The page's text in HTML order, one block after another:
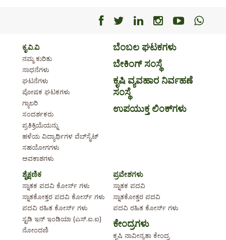
Facebook
Facebook
Facebook
Facebook
ಕೃ.ವಿ.ವಿ
ನಮ್ಮ ಕುರಿತು
ಸಾಧನೆಗಳು
ಘಟನೆಗಳು
ಪೋಷಕ ಘಟಕಗಳು
ಗ್ಯಾಲರಿ
ಸಂದರ್ಶಕರು
ಪ್ರತಿಕ್ರಿಯೆಯನ್ನು
ಹಳೆಯ ವಿದ್ಯಾರ್ಥಿಗಳ ವೆಬ್‌ಸೈಟ್
ಸಹಯೋಗಗಳು
ಅವಕಾಶಗಳು
ಬೆಂಬಲ ಘಟಕಗಳು
ಬೇಕಿಂಗ್ ಸಂಸ್ಥೆ
ಕೃಷಿ ವ್ಯವಹಾರ ನಿರ್ವಹಣೆ
ಸಂಸ್ಥೆ
ಉಪಯುಕ್ತ ಲಿಂಕ್‌ಗಳು
ಶೈಕ್ಷಣಿಕ
ಸ್ನಾತಕ ಪದವಿ ಕೋರ್ಸ್ ಗಳು
ಸ್ನಾತಕೋತ್ತರ ಪದವಿ ಕೋರ್ಸ್ ಗಳು
ಪದವಿ ರಹಿತ ಕೋರ್ಸ್ ಗಳು
ಸ್ಟಡಿ ಇನ್ ಇಂಡಿಯಾ (ಎಸ್.ಐ.ಐ)
ನೋಂದಣಿ
ಪ್ರವೇಶಗಳು
ಸ್ನಾತಕ ಪದವಿ
ಸ್ನಾತಕೋತ್ತರ ಪದವಿ
ಪದವಿ ರಹಿತ ಕೋರ್ಸ್ ಗಳು
ಕೇಂದ್ರಗಳು
ಕೃಷಿ ನಾವೀನ್ಯತಾ ಕೇಂದ್ರ